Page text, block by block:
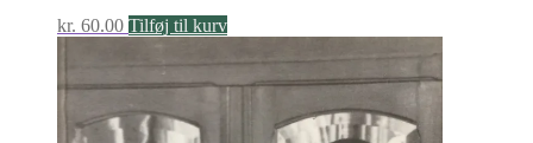
kr. 60.00 Tilføj til kurv